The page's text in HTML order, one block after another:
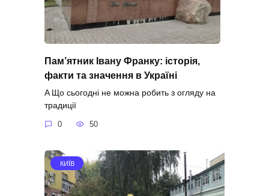
Пам’ятник Івану Франку: історія,
факти та значення в Україні
A Що сьогодні не можна робить з огляду на
традиції
0 50
КИЇВ